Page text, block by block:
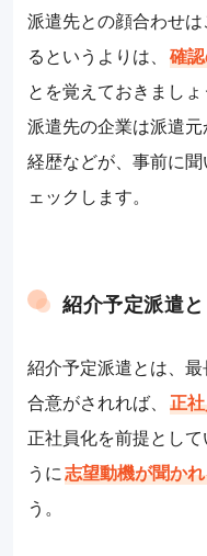
派遣先との顔合わせ
るというよりは、 確
とを覚えておきましょ
派遣先の企業は派遣
経歴などが、事前に
ェックします。
紹介予定派遣
紹介予定派遣とは、
合意がされれば、 正
正社員化を前提とし
うに志望動機が聞か
う。